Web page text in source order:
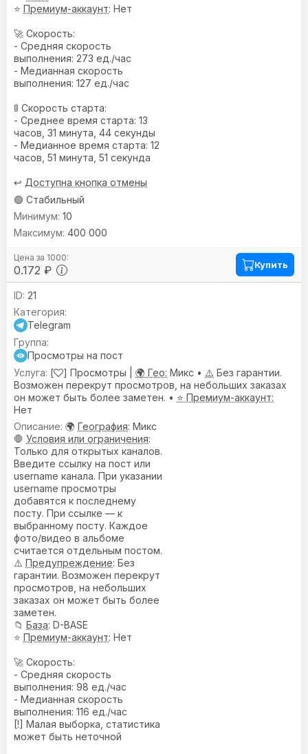
⭐ Премиум-аккаунт: Нет
🚀 Скорость:
- Средняя скорость
выполнения: 273 ед./час
- Медианная скорость
выполнения: 127 ед./час
🚦 Скорость старта:
- Среднее время старта: 13
часов, 31 минута, 44 секунды
- Медианное время старта: 12
часов, 51 минута, 51 секунда
↩️ Доступна кнопка отмены
🟢 Стабильный
0.172 ₽
10
400 000
Купить
21
Telegram
Просмотры на пост
[
] Просмотры | 🌍 Гео: Микс • ⚠️ Без гарантии.
Возможен перекрут просмотров, на небольших заказах
он может быть более заметен. • ⭐ Премиум-аккаунт:
Нет
🌍 География: Микс
🛑 Условия или ограничения:
Только для открытых каналов.
Введите ссылку на пост или
username канала. При указании
username просмотры
добавятся к последнему
посту. При ссылке — к
выбранному посту. Каждое
фото/видео в альбоме
считается отдельным постом.
⚠️ Предупреждениe: Без
гарантии. Возможен перекрут
просмотров, на небольших
заказах он может быть более
заметен.
📁 База: D-BASE
⭐ Премиум-аккаунт: Нет
🚀 Скорость:
- Средняя скорость
выполнения: 98 ед./час
- Медианная скорость
выполнения: 116 ед./час
[!] Малая выборка, статистика
может быть неточной